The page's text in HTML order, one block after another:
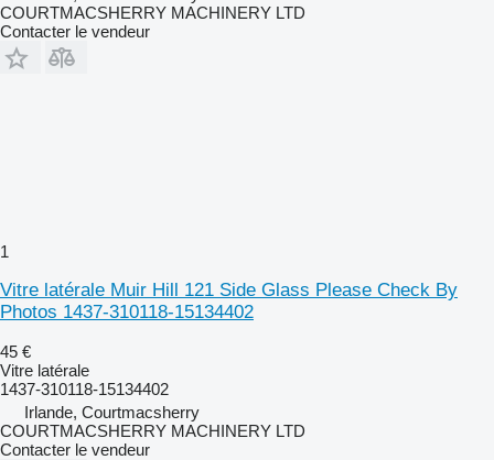
COURTMACSHERRY MACHINERY LTD
Contacter le vendeur
1
Vitre latérale Muir Hill 121 Side Glass Please Check By
Photos 1437-310118-15134402
45 €
Vitre latérale
1437-310118-15134402
Irlande, Courtmacsherry
COURTMACSHERRY MACHINERY LTD
Contacter le vendeur